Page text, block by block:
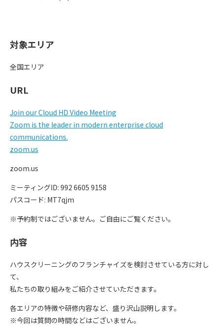
対象エリア
全国エリア
URL
Join our Cloud HD Video Meeting
Zoom is the leader in modern enterprise cloud
communications.
zoom.us
zoom.us
ミーティングID: 992 6605 9158
パスコード: MT7qjm
※予約制ではございません。ご自由にご覧ください。
内容
ハウスクリーニングのフランチャイズを検討させている方に対し
て、
私たちの取り組みをご紹介させていただきます。
各エリアの特徴や研修内容など、盛り沢山説明します。
※今回は質問の時間などはございません。